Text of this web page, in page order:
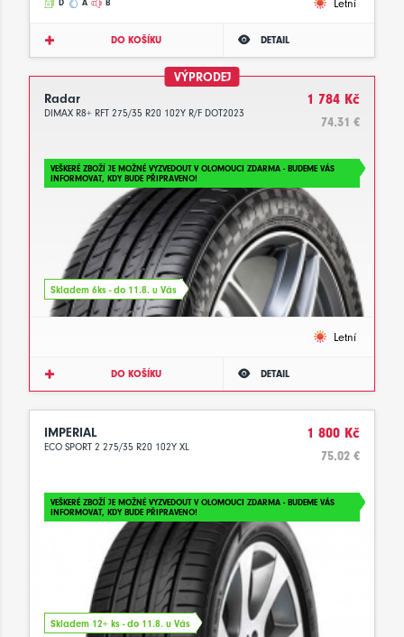
D A B Letní
DO KOŠÍKU DETAIL
VÝPRODEJ
Radar
DIMAX R8+ RFT 275/35 R20 102Y R/F DOT2023
1 784 Kč
74.31 €
VEŠKERÉ ZBOŽÍ JE MOŽNÉ VYZVEDOUT V OLOMOUCI ZDARMA - BUDEME VÁS
INFORMOVAT, KDY BUDE PŘIPRAVENO!
Skladem 6ks - do 11.8. u Vás
Letní
DO KOŠÍKU DETAIL
IMPERIAL
ECO SPORT 2 275/35 R20 102Y XL
1 800 Kč
75.02 €
VEŠKERÉ ZBOŽÍ JE MOŽNÉ VYZVEDOUT V OLOMOUCI ZDARMA - BUDEME VÁS
INFORMOVAT, KDY BUDE PŘIPRAVENO!
Skladem 12+ ks - do 11.8. u Vás